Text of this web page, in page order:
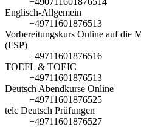
Englisch-Allgemein
+49711601876513
Vorbereitungskurs Online auf die
(FSP)
+49711601876516
TOEFL & TOEIC
+49711601876513
Deutsch Abendkurse Online
+49711601876525
telc Deutsch Prüfungen
+49711601876527